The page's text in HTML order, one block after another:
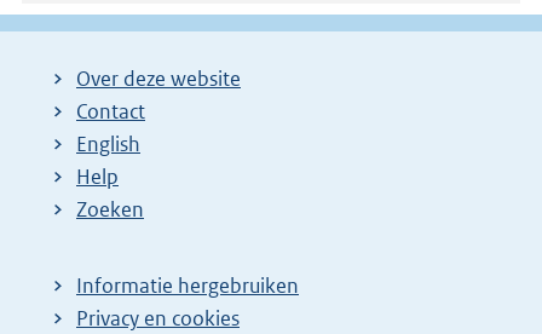
:
Over deze website
Contact
English
Help
Zoeken
Informatie hergebruiken
Privacy en cookies